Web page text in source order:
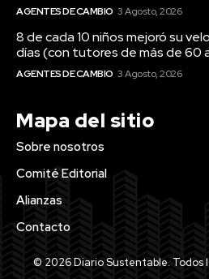
AGENTES DE CAMBIO 3 Agosto, 2026
8 de cada 10 niños mejoró su
días (con tutores de más de 60
AGENTES DE CAMBIO 3 Agosto, 2026
Mapa del sitio
Sobre nosotros
Comité Editorial
Alianzas
Contacto
© 2026 Diario Sustentable. Todos